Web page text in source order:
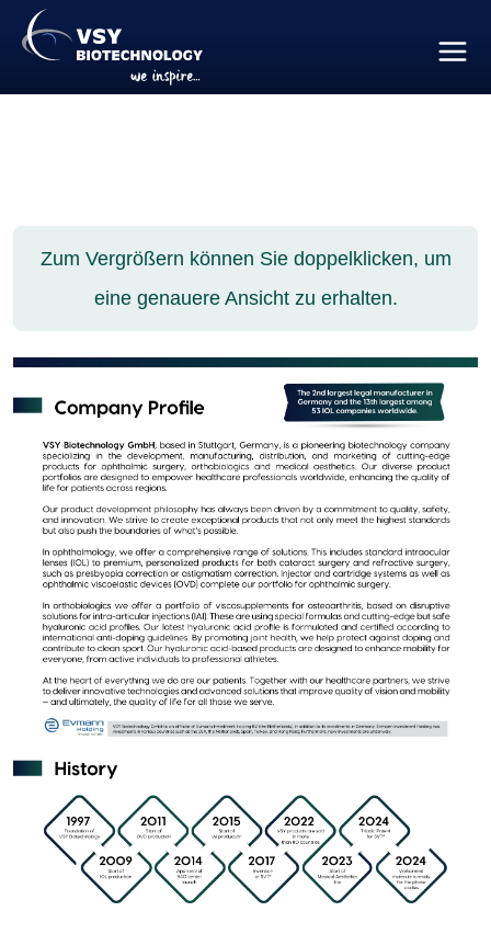
Zum Vergrößern können Sie doppelklicken, um
eine genauere Ansicht zu erhalten.